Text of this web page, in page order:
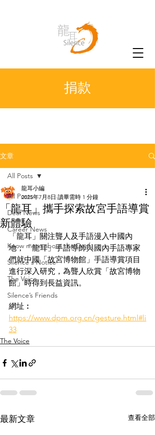
捐款
文章
All Posts
Deaf News
Career News
Know more about the Deaf
Silence's Notice
The Voice
Silence’s Friends
All Posts
「龍耳」攜手探索故宮手語導賞
新體驗
龍耳小編
2025年7月8日 讀畢需時 1 分鐘
「龍耳」關注聾人及手語漫入中國內
地，「龍耳」手語導師與國內手語專家
們就中國「故宮博物館」手語導賞項目
進行深入研究，為聾人欣賞「故宮博物
館」時得到長益資訊。
網址︰
https://www.dpm.org.cn/gesture.html#li
33
The Voice
最新文章 查看全部